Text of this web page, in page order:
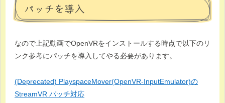
パッチを導入
なので上記動画でOpenVRをインストールする時点で以下のリ
ンク参考にパッチを導入してやる必要があります。
(Deprecated) PlayspaceMover(OpenVR-InputEmulator)の
StreamVR パッチ対応